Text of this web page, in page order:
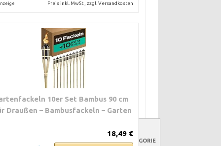
KOSTENKATEGORIE
Preis inkl. MwSt., zzgl. Versandkosten
10er Set Bambus 90 cm
Draußen – Bambusfackeln – Garten
18,49 €